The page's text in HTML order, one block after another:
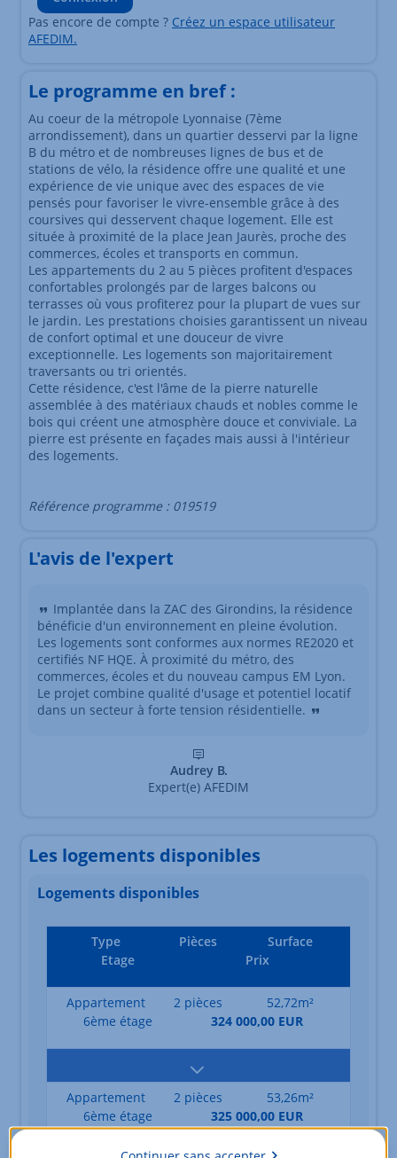
Pas encore de compte ? Créez un espace utilisateur
AFEDIM.
Le programme en bref :
Au coeur de la métropole Lyonnaise (7ème
arrondissement), dans un quartier desservi par la ligne
B du métro et de nombreuses lignes de bus et de
stations de vélo, la résidence offre une qualité et une
expérience de vie unique avec des espaces de vie
pensés pour favoriser le vivre-ensemble grâce à des
coursives qui desservent chaque logement. Elle est
située à proximité de la place Jean Jaurès, proche des
commerces, écoles et transports en commun.
Les appartements du 2 au 5 pièces profitent d'espaces
confortables prolongés par de larges balcons ou
terrasses où vous profiterez pour la plupart de vues sur
le jardin. Les prestations choisies garantissent un niveau
de confort optimal et une douceur de vivre
exceptionnelle. Les logements son majoritairement
traversants ou tri orientés.
Cette résidence, c'est l'âme de la pierre naturelle
assemblée à des matériaux chauds et nobles comme le
bois qui créent une atmosphère douce et conviviale. La
pierre est présente en façades mais aussi à l'intérieur
des logements.
Référence programme : 019519
L'avis de l'expert
Implantée dans la ZAC des Girondins, la résidence
bénéficie d'un environnement en pleine évolution.
Les logements sont conformes aux normes RE2020 et
certifiés NF HQE. À proximité du métro, des
commerces, écoles et du nouveau campus EM Lyon.
Le projet combine qualité d'usage et potentiel locatif
dans un secteur à forte tension résidentielle.
Audrey B.
Expert(e) AFEDIM
Les logements disponibles
Logements disponibles
Type Pièces
Surface
Etage
Prix
Appartement 2 pièces
52,72m²
6ème étage
324 000,00 EUR
Appartement 2 pièces
53,26m²
6ème étage
325 000,00 EUR